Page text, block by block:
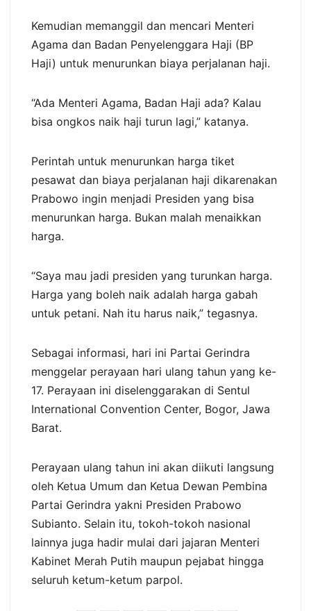
Kemudian memanggil dan mencari Menteri
Agama dan Badan Penyelenggara Haji (BP
Haji) untuk menurunkan biaya perjalanan haji.
“Ada Menteri Agama, Badan Haji ada? Kalau
bisa ongkos naik haji turun lagi,” katanya.
Perintah untuk menurunkan harga tiket
pesawat dan biaya perjalanan haji dikarenakan
Prabowo ingin menjadi Presiden yang bisa
menurunkan harga. Bukan malah menaikkan
harga.
“Saya mau jadi presiden yang turunkan harga.
Harga yang boleh naik adalah harga gabah
untuk petani. Nah itu harus naik,” tegasnya.
Sebagai informasi, hari ini Partai Gerindra
menggelar perayaan hari ulang tahun yang ke-
17. Perayaan ini diselenggarakan di Sentul
International Convention Center, Bogor, Jawa
Barat.
Perayaan ulang tahun ini akan diikuti langsung
oleh Ketua Umum dan Ketua Dewan Pembina
Partai Gerindra yakni Presiden Prabowo
Subianto. Selain itu, tokoh-tokoh nasional
lainnya juga hadir mulai dari jajaran Menteri
Kabinet Merah Putih maupun pejabat hingga
seluruh ketum-ketum parpol.